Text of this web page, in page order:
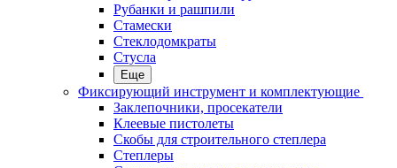
Рубанки и рашпили
Стамески
Стеклодомкраты
Стусла
Еще
Фиксирующий инструмент и комплектующие
Заклепочники, просекатели
Клеевые пистолеты
Скобы для строительного степлера
Степлеры